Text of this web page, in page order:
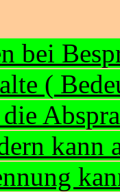
bei
(
kann